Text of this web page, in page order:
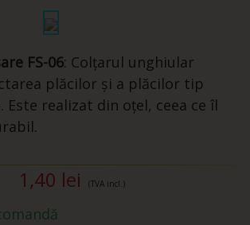
FS-06: Colțarul unghiular
plăcilor și a plăcilor tip
Este realizat din oțel, ceea ce îl
1,40 lei (TVA incl.)